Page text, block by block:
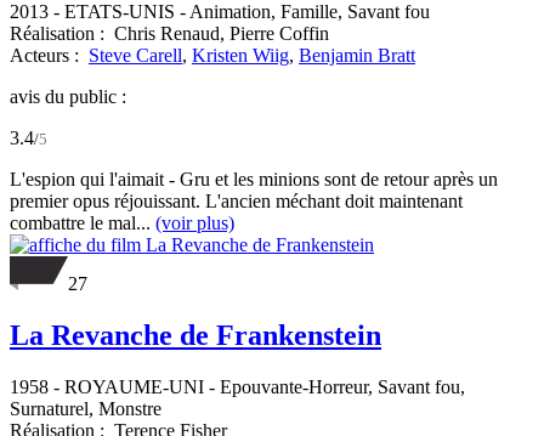
2013 - ETATS-UNIS - Animation, Famille, Savant fou
Réalisation : Chris Renaud, Pierre Coffin
Acteurs : Steve Carell, Kristen Wiig, Benjamin Bratt
avis du public :
3.4/5
L'espion qui l'aimait - Gru et les minions sont de retour après un
premier opus réjouissant. L'ancien méchant doit maintenant
combattre le mal... (voir plus)
27
La Revanche de Frankenstein
1958 - ROYAUME-UNI - Epouvante-Horreur, Savant fou,
Surnaturel, Monstre
Réalisation : Terence Fisher